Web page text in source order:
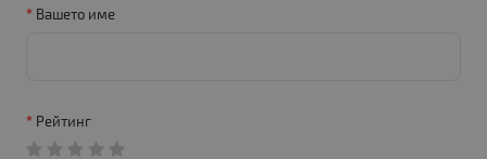
Вашето име
Рейтинг